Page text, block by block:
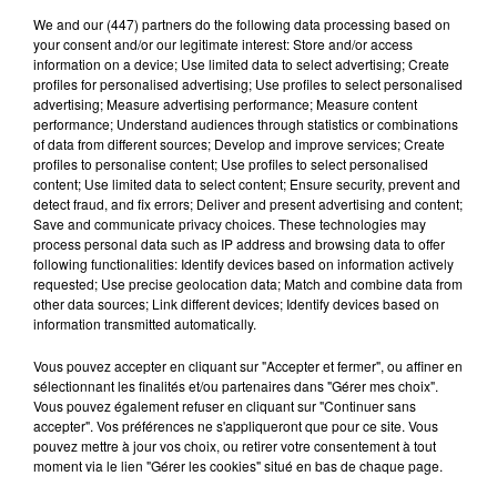
Lecture (5 min 6 sec)
100%
20 octobre 2024 - 5 min 6 sec
L'AGENDA DU GERS DU 20/10/2024 À 06H39
We and our (447) partnersdo the following data processing based on
your consent and/or our legitimate interest: Store and/or access
information on a device; Use limited data to select advertising; Create
profiles for personalised advertising; Use profiles to select personalised
advertising; Measure advertising performance; Measure content
performance; Understand audiences through statistics or combinations
of data from different sources; Develop and improve services; Create
profiles to personalise content; Use profiles to select personalised
content; Use limited data to select content; Ensure security, prevent and
detect fraud, and fix errors; Deliver and present advertising and content;
Save and communicate privacy choices. These technologies may
process personal data such as IP address and browsing data to offer
following functionalities: Identify devices based on information actively
requested; Use precise geolocation data; Match and combine data from
other data sources; Link different devices; Identify devices based on
information transmitted automatically.
Vous pouvez accepter en cliquant sur "Accepter et fermer", ou affiner en
sélectionnant les finalités et/ou partenaires dans "Gérer mes choix".
Vous pouvez également refuser en cliquant sur "Continuer sans
accepter". Vos préférences ne s'appliqueront que pour ce site. Vous
pouvez mettre à jour vos choix, ou retirer votre consentement à tout
moment via le lien "Gérer les cookies" situé en bas de chaque page.